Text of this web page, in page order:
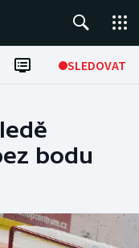
SLEDOVAT
bodu